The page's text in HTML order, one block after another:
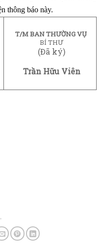
thông báo này.
T/M BAN THƯỜNG VỤ
BÍ THƯ
(Đã ký)
Trần Hữu Viên